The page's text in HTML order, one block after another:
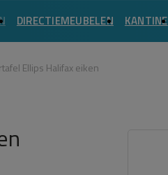
DIRECTIEMEUBELEN KANTINE
Ellips Halifax eiken